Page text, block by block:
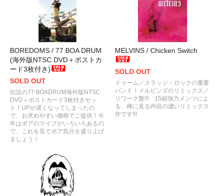
BOREDOMS / 77 BOA DRUM
(海外版NTSC DVD＋ポストカ
ード3枚付き)
SOLD OUT
伝説の77 BOADRUM海外版NTSC
DVD＋ポストカード3枚付きセッ
ト！UPが遅くなってしまったの
で、お求めやすい価格でご提供！今
年はボアのライブがいろいろあるの
で、これを見てボア気分を盛り上げ
ましょう！
MELVINS / Chicken Switch
SOLD OUT
ドゥーム／スラッジ・ロックの重要
バンド！メルビンズのリミックス／
リワーク盤!!! 15組強力メンツによ
る、稀に見る内容の濃いリミックス
作です!!!